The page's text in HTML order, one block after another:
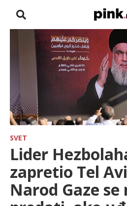
NASLOVNA
ZADRUGA
SHOWBIZ
HRONIKA
FARMERI
TV
SVET
Lider
zapretio Tel
Narod Gaze se